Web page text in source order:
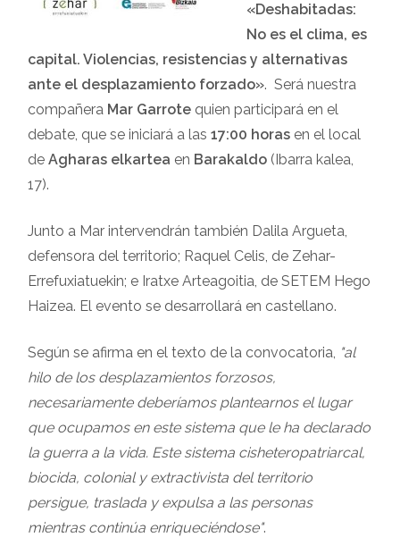
«Deshabitadas:
No es el clima, es
capital. Violencias, resistencias y alternativas
ante el desplazamiento forzado». Será nuestra
compañera Mar Garrote quien participará en el
debate, que se iniciará a las 17:00 horas en el local
de Agharas elkartea en Barakaldo (Ibarra kalea,
17).
Junto a Mar intervendrán también Dalila Argueta,
defensora del territorio; Raquel Celis, de Zehar-
Errefuxiatuekin; e Iratxe Arteagoitia, de SETEM Hego
Haizea. El evento se desarrollará en castellano.
Según se afirma en el texto de la convocatoria, "al
hilo de los desplazamientos forzosos,
necesariamente deberíamos plantearnos el lugar
que ocupamos en este sistema que le ha declarado
la guerra a la vida. Este sistema cisheteropatriarcal,
biocida, colonial y extractivista del territorio
persigue, traslada y expulsa a las personas
mientras continúa enriqueciéndose".